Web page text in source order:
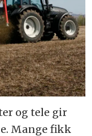
og tele gir
Mange fikk